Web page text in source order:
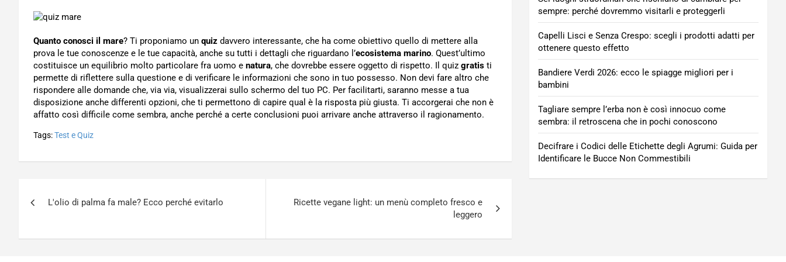
Quanto conosci il mare? Ti proponiamo un quiz davvero interessante, che ha come obiettivo quello di mettere alla
prova le tue conoscenze e le tue capacità, anche su tutti i dettagli che riguardano l’ecosistema marino. Quest’ultimo
costituisce un equilibrio molto particolare fra uomo e natura, che dovrebbe essere oggetto di rispetto. Il quiz gratis ti
permette di riflettere sulla questione e di verificare le informazioni che sono in tuo possesso. Non devi fare altro che
rispondere alle domande che, via via, visualizzerai sullo schermo del tuo PC. Per facilitarti, saranno messe a tua
disposizione anche differenti opzioni, che ti permettono di capire qual è la risposta più giusta. Ti accorgerai che non è
affatto così difficile come sembra, anche perché a certe conclusioni puoi arrivare anche attraverso il ragionamento.
Tags:Test e Quiz
L'olio di palma fa male? Ecco perché evitarlo
Ricette vegane light: un menù completo fresco e
leggero
sempre: perché dovremmo visitarli e proteggerli
Capelli Lisci e Senza Crespo: scegli i prodotti adatti per
ottenere questo effetto
Bandiere Verdi 2026: ecco le spiagge migliori per i
bambini
Tagliare sempre l’erba non è così innocuo come
sembra: il retroscena che in pochi conoscono
Decifrare i Codici delle Etichette degli Agrumi: Guida per
Identificare le Bucce Non Commestibili